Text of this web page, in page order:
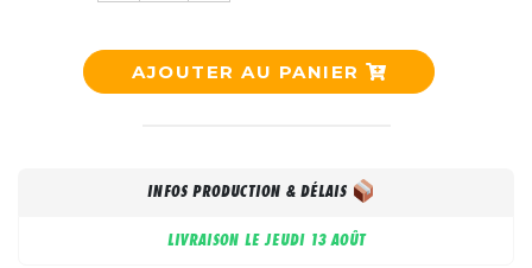
AJOUTER AU PANIER
INFOS PRODUCTION & DÉLAIS
LIVRAISON LEJEUDI 13 AOÛT